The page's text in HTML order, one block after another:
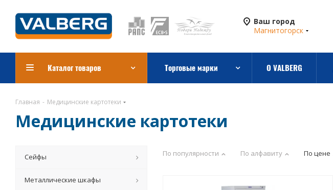
Ваш город
Магнитогорск
Каталог товаров Торговые марки О VALBERG
Главная - Медицинские картотеки
Медицинские картотеки
По популярности По алфавиту По цене
Сейфы
Металлические шкафы